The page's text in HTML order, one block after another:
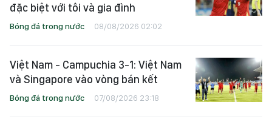
đặc biệt với tôi và gia đình
Bóng đá trong nước 08/08/2026 02:02
Việt Nam - Campuchia 3-1: Việt Nam
và Singapore vào vòng bán kết
Bóng đá trong nước 07/08/2026 23:18